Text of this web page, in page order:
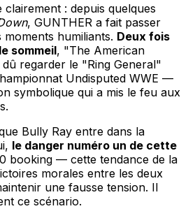
clairement : depuis quelques
, GUNTHER a fait passer
humiliants. Deux fois
sommeil, "The American
regarder le "Ring General"
Undisputed WWE —
symbolique qui a mis le feu aux
Bully Ray entre dans la
le danger numéro un de cette
booking — cette tendance de la
morales entre les deux
une fausse tension. Il
ce scénario.